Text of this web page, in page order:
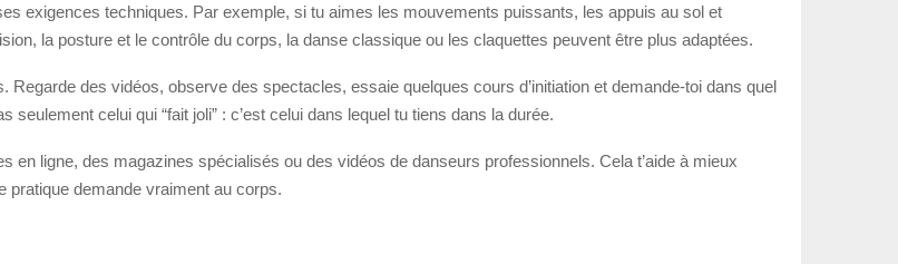
exigences techniques. Par exemple, si tu aimes les mouvements puissants, les appuis au sol et
la posture et le contrôle du corps, la danse classique ou les claquettes peuvent être plus adaptées.
des vidéos, observe des spectacles, essaie quelques cours d’initiation et demande-toi dans quel
celui qui “fait joli” : c’est celui dans lequel tu tiens dans la durée.
en ligne, des magazines spécialisés ou des vidéos de danseurs professionnels. Cela t’aide à mieux
pratique demande vraiment au corps.